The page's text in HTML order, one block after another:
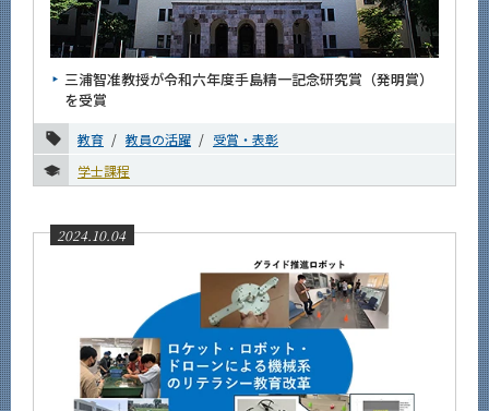
三浦智准教授が令和六年度手島精一記念研究賞（発明賞）
を受賞
教育 教員の活躍
受賞・表彰
学士課程
2024.10.04